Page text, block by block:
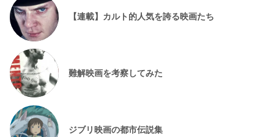
【連載】カルト的人気を誇る映画たち
難解映画を考察してみた
ジブリ映画の都市伝説集